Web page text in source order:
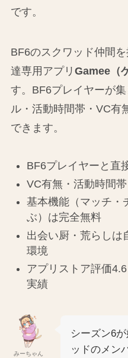
です。
BF6のスクワッド仲間
達専用アプリ Gamee（
す。BF6プレイヤーが
ル・活動時間帯・VC有
できます。
BF6プレイヤーと直
VC有無・活動時間
基本機能（マッチ・
ぶ）は完全無料
出会い厨・荒らしは
環境
アプリストア評価
実績
みーちゃん
シーズン6
ッドのメン